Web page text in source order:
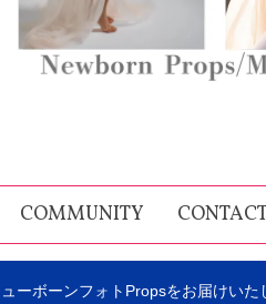
COMMUNITY
ーボーンフォトPropsをお届けいた